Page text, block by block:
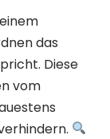
das
Diese
vom